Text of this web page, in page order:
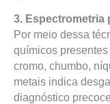
3. Espectrometria
Por meio dessa
químicos
cromo, chumbo,
metais indica
diagnóstico